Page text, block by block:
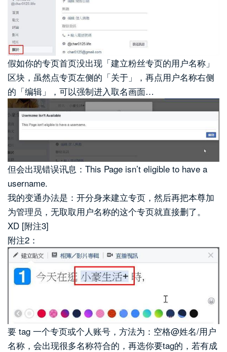
假如你的专页首页没出现「建立粉丝专页的用户名称」
区块，虽然点专页左侧的「关于」，再点用户名称右侧
的「编辑」，可以强制进入取名画面…
但会出现错误讯息：This Page isn’t eligible to have a
username.
我的变通办法是：开分身来建立专页，然后再把本尊加
为管理员，无取取用户名称的这个专页就直接删了。
XD [附注3]
附注2：
要 tag 一个专页或个人账号，方法为：空格@姓名/用户
名称，会出现很多名称符合的，再选你要tag的，若有成